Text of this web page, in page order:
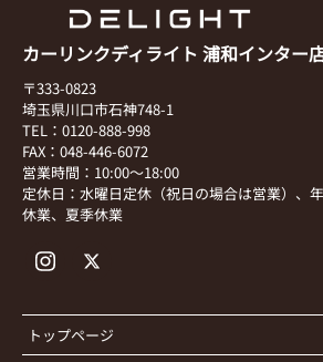
カーリンクディライト 浦和インター
〒333-0823
埼玉県川口市石神748-1
TEL：0120-888-998
FAX：048-446-6072
営業時間：10:00～18:00
定休日：水曜日定休（祝日の場合は営業）、
休業、夏季休業
トップページ